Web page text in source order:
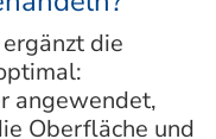
die
angewendet,
Oberfläche und